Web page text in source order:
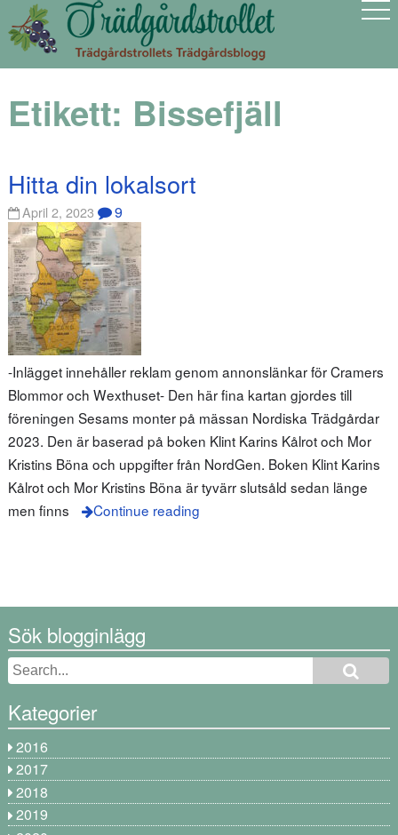
Etikett: Bissefjäll
Hitta din lokalsort
April 2, 2023 9
-Inlägget innehåller reklam genom annonslänkar för Cramers
Blommor och Wexthuset- Den här fina kartan gjordes till
föreningen Sesams monter på mässan Nordiska Trädgårdar
2023. Den är baserad på boken Klint Karins Kålrot och Mor
Kristins Böna och uppgifter från NordGen. Boken Klint Karins
Kålrot och Mor Kristins Böna är tyvärr slutsåld sedan länge
men finns
Continue reading
Sök blogginlägg
Kategorier
2016
2017
2018
2019